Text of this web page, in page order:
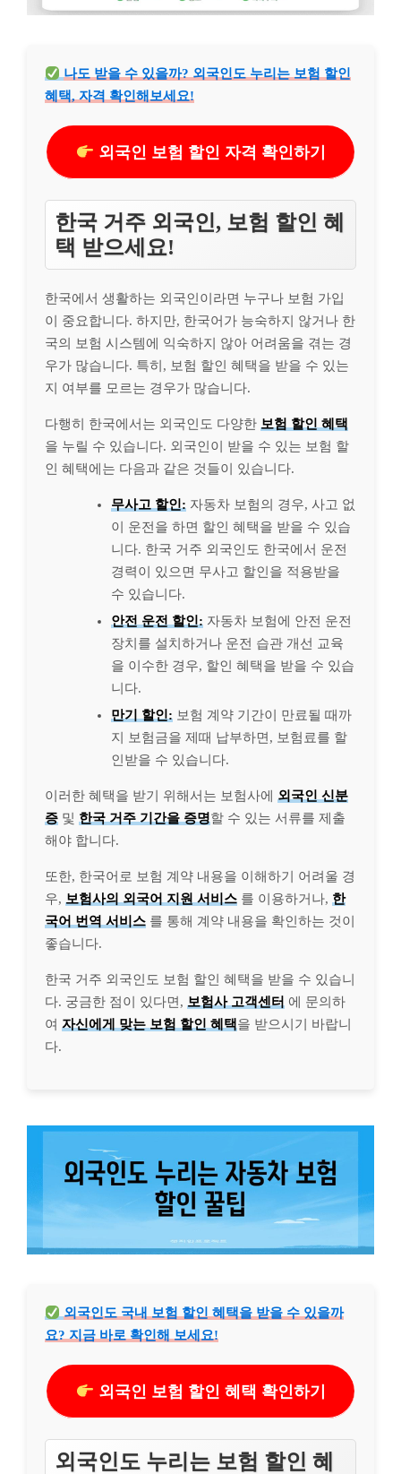
나도 받을 수 있을까? 외국인도 누리는 보험 할인
혜택, 자격 확인해보세요!
외국인 보험 할인 자격 확인하기
한국 거주 외국인, 보험 할인 혜
택 받으세요!
한국에서 생활하는 외국인이라면 누구나 보험 가입
이 중요합니다. 하지만, 한국어가 능숙하지 않거나 한
국의 보험 시스템에 익숙하지 않아 어려움을 겪는 경
우가 많습니다. 특히, 보험 할인 혜택을 받을 수 있는
지 여부를 모르는 경우가 많습니다.
다행히 한국에서는 외국인도 다양한 보험 할인 혜택
을 누릴 수 있습니다. 외국인이 받을 수 있는 보험 할
인 혜택에는 다음과 같은 것들이 있습니다.
무사고 할인: 자동차 보험의 경우, 사고 없
이 운전을 하면 할인 혜택을 받을 수 있습
니다. 한국 거주 외국인도 한국에서 운전
경력이 있으면 무사고 할인을 적용받을
수 있습니다.
안전 운전 할인: 자동차 보험에 안전 운전
장치를 설치하거나 운전 습관 개선 교육
을 이수한 경우, 할인 혜택을 받을 수 있습
니다.
만기 할인: 보험 계약 기간이 만료될 때까
지 보험금을 제때 납부하면, 보험료를 할
인받을 수 있습니다.
이러한 혜택을 받기 위해서는 보험사에 외국인 신분
증 및 한국 거주 기간을 증명할 수 있는 서류를 제출
해야 합니다.
또한, 한국어로 보험 계약 내용을 이해하기 어려울 경
우, 보험사의 외국어 지원 서비스 를 이용하거나, 한
국어 번역 서비스 를 통해 계약 내용을 확인하는 것이
좋습니다.
한국 거주 외국인도 보험 할인 혜택을 받을 수 있습니
다. 궁금한 점이 있다면, 보험사 고객센터 에 문의하
여 자신에게 맞는 보험 할인 혜택을 받으시기 바랍니
다.
외국인도 국내 보험 할인 혜택을 받을 수 있을까
요? 지금 바로 확인해 보세요!
외국인 보험 할인 혜택 확인하기
외국인도 누리는 보험 할인 혜